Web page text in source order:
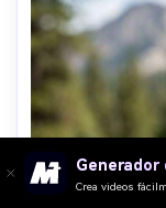
Generador
Crea videos